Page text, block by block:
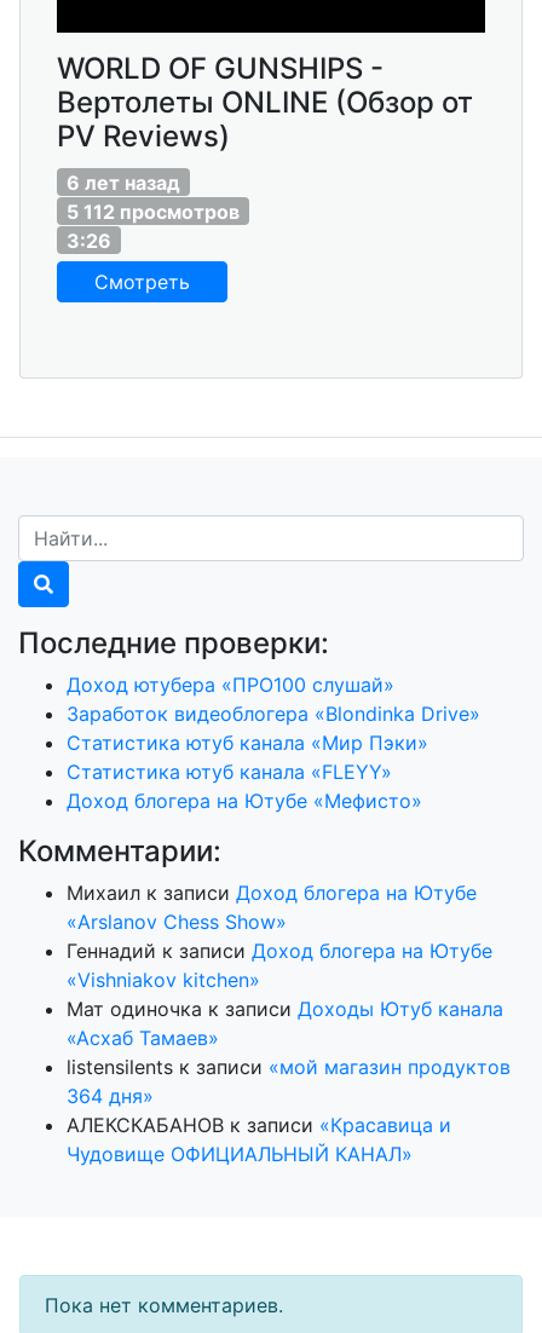
WORLD OF GUNSHIPS -
Вертолеты ONLINE (Обзор от
PV Reviews)
6 лет назад
5 112 просмотров
3:26
Смотреть
Последние проверки:
Доход ютубера «ПРО100 слушай»
Заработок видеоблогера «Blondinka Drive»
Статистика ютуб канала «Мир Пэки»
Статистика ютуб канала «FLEYY»
Доход блогера на Ютубе «Мефисто»
Комментарии:
Михаил к записи Доход блогера на Ютубе
«Arslanov Chess Show»
Геннадий к записи Доход блогера на Ютубе
«Vishniakov kitchen»
Мат одиночка к записи Доходы Ютуб канала
«Асхаб Тамаев»
listensilents к записи «мой магазин продуктов
364 дня»
АЛЕКСКАБАНОВ к записи «Красавица и
Чудовище ОФИЦИАЛЬНЫЙ КАНАЛ»
Пока нет комментариев.